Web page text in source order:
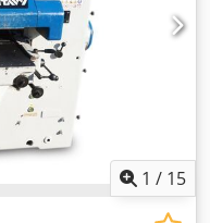
1 / 15